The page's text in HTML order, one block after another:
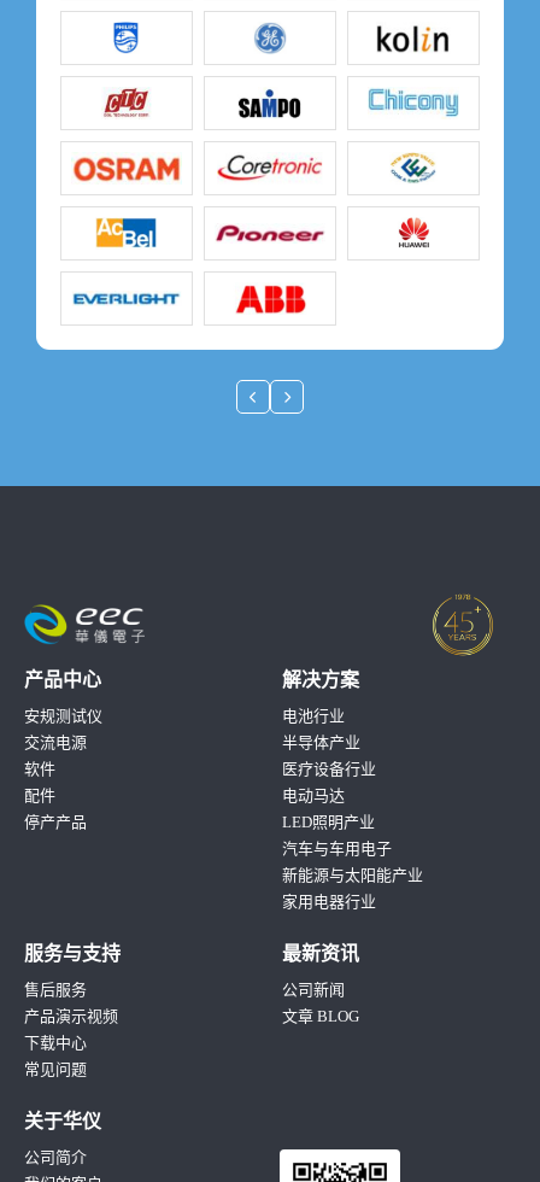
产品中心
安规测试仪
交流电源
软件
配件
停产产品
解决方案
电池行业
半导体产业
医疗设备行业
电动马达
LED照明产业
汽车与车用电子
新能源与太阳能产业
家用电器行业
服务与支持
售后服务
产品演示视频
下载中心
常见问题
最新资讯
公司新闻
文章 BLOG
关于华仪
公司简介